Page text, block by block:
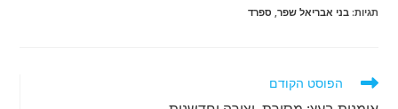
תגיות:בני אבריאל שפר, ספרד
לקרוא
הפוסט הקודם